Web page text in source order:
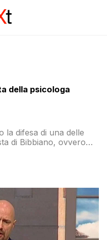
della psicologa
la difesa di una delle
di Bibbiano, ovvero